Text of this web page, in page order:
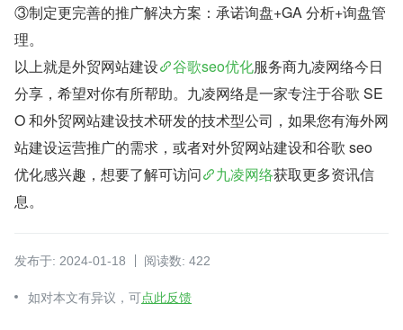
③制定更完善的推广解决方案：承诺询盘+GA 分析+询盘管
理。
以上就是外贸网站建设
谷歌seo优化服务商九凌网络今日
分享，希望对你有所帮助。九凌网络是一家专注于谷歌 SE
O 和外贸网站建设技术研发的技术型公司，如果您有海外网
站建设运营推广的需求，或者对外贸网站建设和谷歌 seo
优化感兴趣，想要了解可访问
九凌网络获取更多资讯信
息。
发布于: 2024-01-18 阅读数: 422
如对本文有异议，可点此反馈